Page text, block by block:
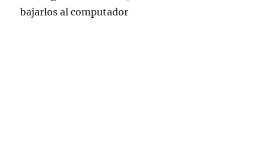
bajarlos al computador